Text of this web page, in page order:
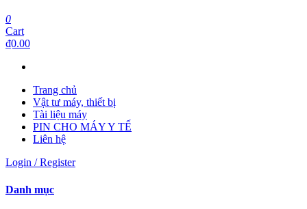
0
Cart
₫0.00
Trang chủ
Vật tư máy, thiết bị
Tài liệu máy
PIN CHO MÁY Y TẾ
Liên hệ
Login / Register
Danh mục